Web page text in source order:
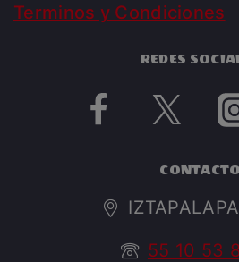
Terminos y Condiciones
REDES
CONTACTO
55 10 53